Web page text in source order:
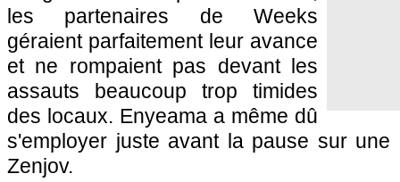
les partenaires de Weeks
géraient parfaitement leur avance
et ne rompaient pas devant les
assauts beaucoup trop timides
des locaux. Enyeama a même dû
s'employer juste avant la pause sur une
Zenjov.